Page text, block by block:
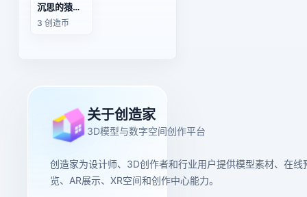
沉思的猿猴雕像
3 创造币
关于创造家
3D模型与数字空间创作平台
创造家为设计师、3D创作者和行业用户提供模型素材、在线
览、AR展示、XR空间和创作中心能力。